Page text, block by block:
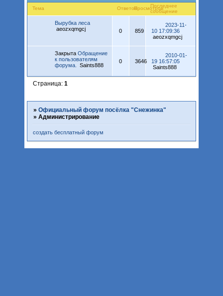
Тема ОтветовПросмотровПоследнее
сообщение
Вырубка леса
aeozxqmgcj
0 859
2023-11-
10 17:09:36
aeozxqmgcj
Закрыта Обращение
к пользователям
форума.
Saints888
0 3646
2010-01-
19 16:57:05
Saints888
Страница: 1
» Официальный форум посёлка "Снежинка"
» Администрирование
создать бесплатный форум